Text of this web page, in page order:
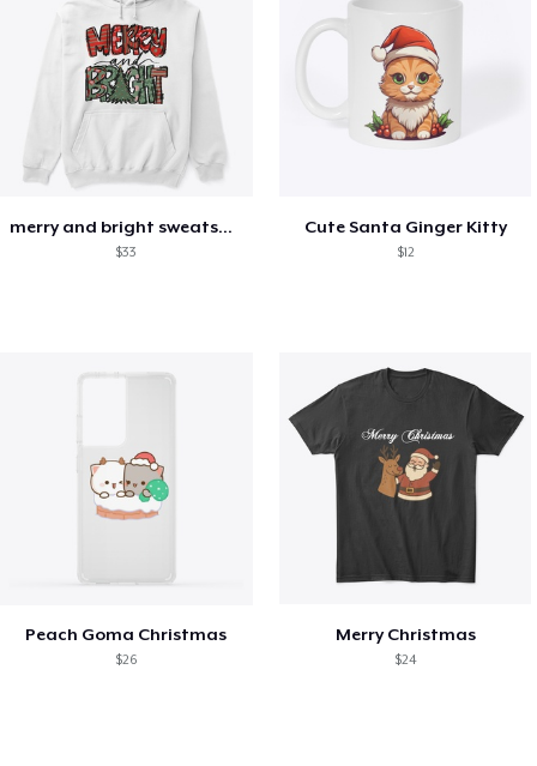
merry and bright sweatshirt christmas
$33
Cute Santa Ginger Kitty
$12
Peach Goma Christmas
$26
Merry Christmas
$24